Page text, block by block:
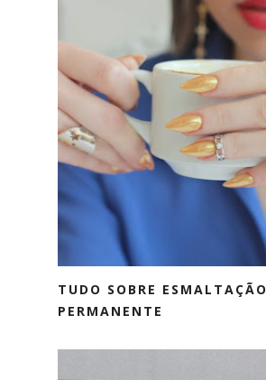
TUDO SOBRE ESMALTAÇÃO
PERMANENTE